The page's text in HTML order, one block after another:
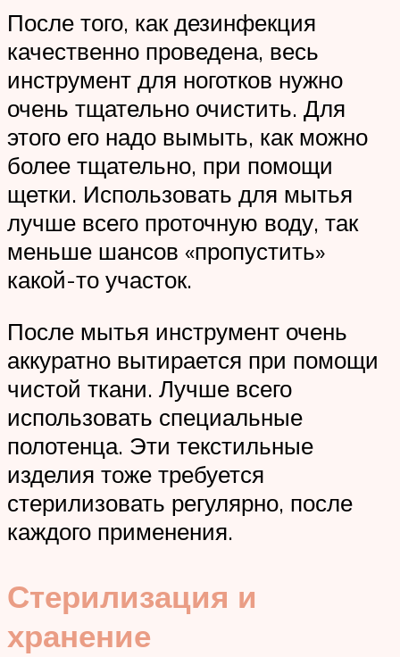
После того, как дезинфекция
качественно проведена, весь
инструмент для ноготков нужно
очень тщательно очистить. Для
этого его надо вымыть, как можно
более тщательно, при помощи
щетки. Использовать для мытья
лучше всего проточную воду, так
меньше шансов «пропустить»
какой-то участок.
После мытья инструмент очень
аккуратно вытирается при помощи
чистой ткани. Лучше всего
использовать специальные
полотенца. Эти текстильные
изделия тоже требуется
стерилизовать регулярно, после
каждого применения.
Стерилизация и
хранение